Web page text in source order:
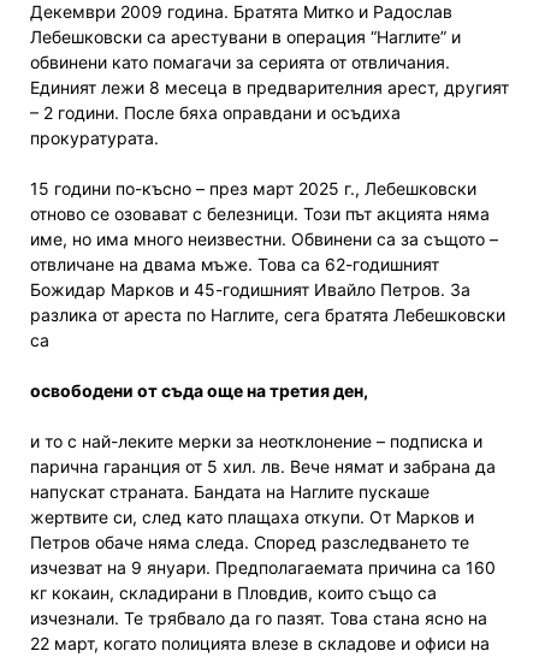
Декември 2009 година. Братята Митко и Радослав
Лебешковски са арестувани в операция “Наглите” и
обвинени като помагачи за серията от отвличания.
Единият лежи 8 месеца в предварителния арест, другият
– 2 години. После бяха оправдани и осъдиха
прокуратурата.
15 години по-късно – през март 2025 г., Лебешковски
отново се озовават с белезници. Този път акцията няма
име, но има много неизвестни. Обвинени са за същото –
отвличане на двама мъже. Това са 62-годишният
Божидар Марков и 45-годишният Ивайло Петров. За
разлика от ареста по Наглите, сега братята Лебешковски
са
освободени от съда още на третия ден,
и то с най-леките мерки за неотклонение – подписка и
парична гаранция от 5 хил. лв. Вече нямат и забрана да
напускат страната. Бандата на Наглите пускаше
жертвите си, след като плащаха откупи. От Марков и
Петров обаче няма следа. Според разследването те
изчезват на 9 януари. Предполагаемата причина са 160
кг кокаин, складирани в Пловдив, които също са
изчезнали. Те трябвало да го пазят. Това стана ясно на
22 март, когато полицията влезе в складове и офиси на